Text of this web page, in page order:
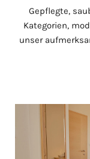
Gepflegte,
Kategorien,
unser